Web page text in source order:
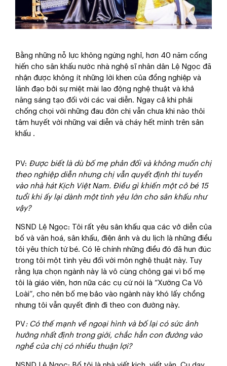
Bằng những nỗ lực không ngừng nghỉ, hơn 40 năm cống
hiến cho sân khấu nước nhà nghệ sĩ nhân dân Lệ Ngọc đã
nhận được không ít những lời khen của đồng nghiệp và
lãnh đạo bởi sự miệt mài lao động nghệ thuật và khả
năng sáng tạo đối với các vai diễn. Ngay cả khi phải
chống chọi với những đau đớn chị vẫn chưa khi nào thôi
tâm huyết với những vai diễn và cháy hết mình trên sân
khấu .
PV: Được biết là dù bố mẹ phản đối và không muốn chị
theo nghiệp diễn nhưng chị vẫn quyết định thi tuyển
vào nhà hát Kịch Việt Nam. Điều gì khiến một cô bé 15
tuổi khi ấy lại dành một tình yêu lớn cho sân khấu như
vậy?
NSND Lệ Ngọc: Tôi rất yêu sân khấu qua các vở diễn của
bố và văn hoá, sân khấu, điện ảnh và du lịch là những điều
tôi yêu thích từ bé. Có lẽ chính những điều đó đã hun đúc
trong tôi một tình yêu đối với môn nghệ thuật này. Tuy
rằng lựa chọn ngành này là vô cùng chông gai vì bố mẹ
tôi là giáo viên, hơn nữa các cụ cứ nói là “Xướng Ca Vô
Loài”, cho nên bố mẹ bảo vào ngành này khó lấy chồng
nhưng tôi vẫn quyết định đi theo con đường này.
PV: Có thế mạnh về ngoại hình và bố lại có sức ảnh
hưởng nhất định trong giới, chắc hẳn con đường vào
nghề của chị có nhiều thuận lợi?